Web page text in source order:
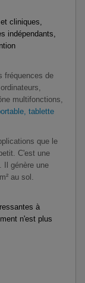
cliniques,
indépendants,
fréquences de
multifonctions,
tablette
que le
C'est une
Il génère une
au sol.
à
n'est plus